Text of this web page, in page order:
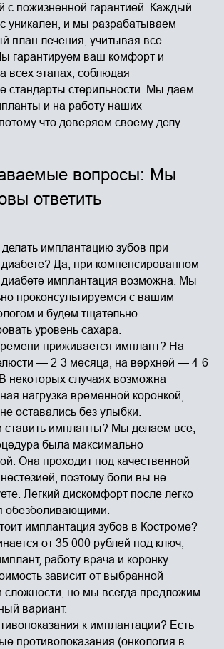
с пожизненной гарантией. Каждый
уникален, и мы разрабатываем
план лечения, учитывая все
гарантируем ваш комфорт и
всех этапах, соблюдая
стандарты стерильности. Мы даем
и на работу наших
что доверяем своему делу.
вопросы: Мы
ответить
имплантацию зубов при
Да, при компенсированном
имплантация возможна. Мы
проконсультируемся с вашим
и будем тщательно
уровень сахара.
приживается имплант? На
— 2-3 месяца, на верхней — 4-6
некоторых случаях возможна
нагрузка временной коронкой,
оставались без улыбки.
ставить импланты? Мы делаем все,
была максимально
Она проходит под качественной
поэтому боли вы не
Легкий дискомфорт после легко
обезболивающими.
имплантация зубов в Костроме?
от 35 000 рублей под ключ,
работу врача и коронку.
зависит от выбранной
сложности, но мы всегда предложим
вариант.
к имплантации? Есть
противопоказания (онкология в